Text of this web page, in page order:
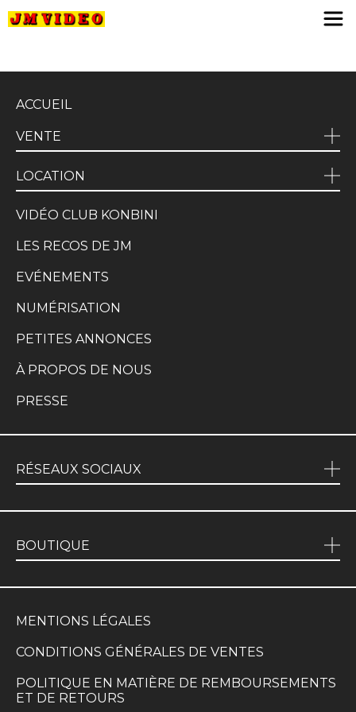
ACCUEIL
VENTE
LOCATION
VIDÉO CLUB KONBINI
LES RECOS DE JM
EVÉNEMENTS
NUMÉRISATION
PETITES ANNONCES
À PROPOS DE NOUS
PRESSE
RÉSEAUX SOCIAUX
BOUTIQUE
MENTIONS LÉGALES
CONDITIONS GÉNÉRALES DE VENTES
POLITIQUE EN MATIÈRE DE REMBOURSEMENTS
ET DE RETOURS